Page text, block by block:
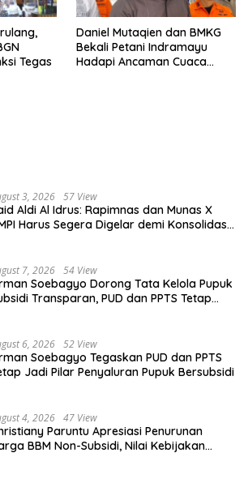
Tegas
Daniel Mutaqien dan BMKG
Bekali Petani Indramayu
Hadapi Ancaman Cuaca
3, 2026 57 View
Aldi Al Idrus: Rapimnas dan Munas X
Harus Segera Digelar demi Konsolidasi
7, 2026 54 View
Soebagyo Dorong Tata Kelola Pupuk
Transparan, PUD dan PPTS Tetap
6, 2026 52 View
Soebagyo Tegaskan PUD dan PPTS
Jadi Pilar Penyaluran Pupuk Bersubsidi
4, 2026 47 View
Paruntu Apresiasi Penurunan
BBM Non-Subsidi, Nilai Kebijakan